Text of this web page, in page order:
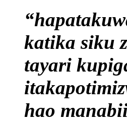
katika siku
tayari
hao